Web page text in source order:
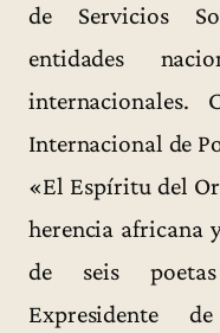
de Servicios
entidades
internacionales.
Internacional de
«El Espíritu del
herencia africana
de seis
Expresidente